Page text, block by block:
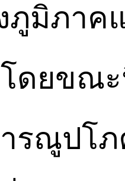
มิภาค
โดยขณ
รณูปโ